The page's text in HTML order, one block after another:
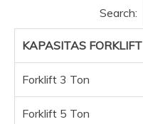
Search:
KAPASITAS FORKLIFT
Forklift 3 Ton
Forklift 5 Ton